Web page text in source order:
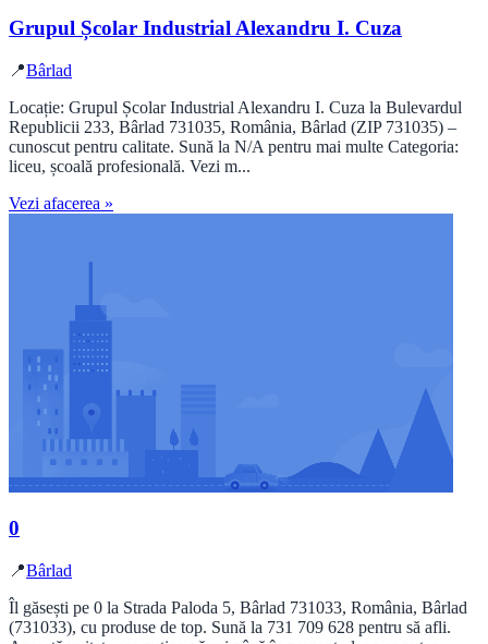
Grupul Școlar Industrial Alexandru I. Cuza
📍Bârlad
Locație: Grupul Școlar Industrial Alexandru I. Cuza la Bulevardul
Republicii 233, Bârlad 731035, România, Bârlad (ZIP 731035) –
cunoscut pentru calitate. Sună la N/A pentru mai multe Categoria:
liceu, școală profesională. Vezi m...
Vezi afacerea »
0
📍Bârlad
Îl găsești pe 0 la Strada Paloda 5, Bârlad 731033, România, Bârlad
(731033), cu produse de top. Sună la 731 709 628 pentru să afli.